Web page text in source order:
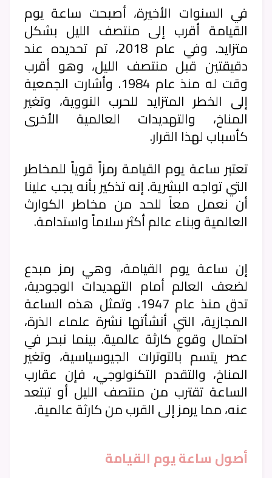
في السنوات الأخيرة، أصبحت ساعة يوم
القيامة أقرب إلى منتصف الليل بشكل
متزايد. وفي عام 2018، تم تحديده عند
دقيقتين قبل منتصف الليل، وهو أقرب
وقت له منذ عام 1984. وأشارت الجمعية
إلى الخطر المتزايد للحرب النووية، وتغير
المناخ، والتهديدات العالمية الأخرى
كأسباب لهذا القرار.
تعتبر ساعة يوم القيامة رمزاً قوياً للمخاطر
التي تواجه البشرية. إنه تذكير بأنه يجب علينا
أن نعمل معاً للحد من مخاطر الكوارث
العالمية وبناء عالم أكثر سلاماً واستدامة.
إن ساعة يوم القيامة، وهي رمز مبدع
لضعف العالم أمام التهديدات الوجودية،
تدق منذ عام 1947. وتمثل هذه الساعة
المجازية، التي أنشأتها نشرة علماء الذرة،
احتمال وقوع كارثة عالمية. بينما نبحر في
عصر يتسم بالتوترات الجيوسياسية، وتغير
المناخ، والتقدم التكنولوجي، فإن عقارب
الساعة تقترب من منتصف الليل أو تبتعد
عنه، مما يرمز إلى القرب من كارثة عالمية.
أصول ساعة يوم القيامة